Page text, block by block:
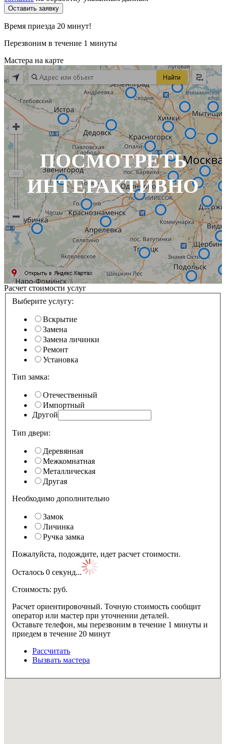
Время приезда 20 минут!
Перезвоним в течение 1 минуты
Мастера на карте
ПОСМОТРЕТЬ
ИНТЕРАКТИВНО
Расчет стоимости услуг
Выберите услугу:
Вскрытие
Замена
Замена личинки
Ремонт
Установка
Тип замка:
Отечественный
Импортный
Другой
Тип двери:
Деревянная
Межкомнатная
Металлическая
Другая
Необходимо дополнительно
Замок
Личинка
Ручка замка
Пожалуйста, подождите, идет расчет стоимости.
Осталось 0 секунд...
Стоимость: pуб.
Расчет ориентировочный. Точную стоимость сообщит
оператор или мастер при уточнении деталей.
Оставьте телефон, мы перезвоним в течение 1 минуты и
приедем в течение 20 минут
Рассчитать
Вызвать мастера